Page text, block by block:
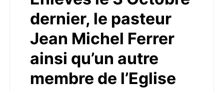
dernier, le pasteur
Jean Michel Ferrer
ainsi qu’un autre
membre de l’Eglise